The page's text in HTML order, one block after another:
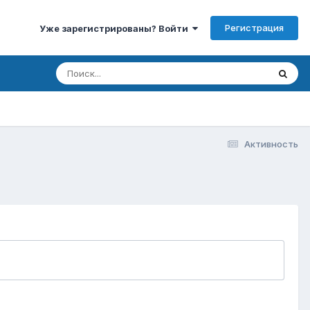
Уже зарегистрированы? Войти Регистрация
Активность